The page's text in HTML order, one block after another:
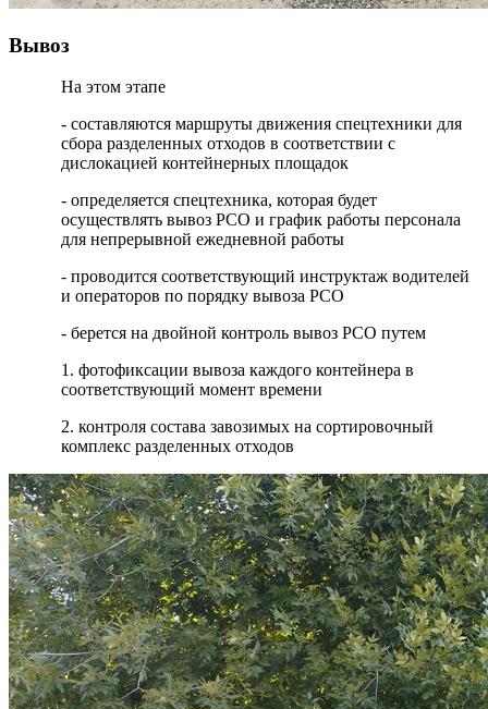
Вывоз
На этом этапе
- составляются маршруты движения спецтехники для
сбора разделенных отходов в соответствии с
дислокацией контейнерных площадок
- определяется спецтехника, которая будет
осуществлять вывоз РСО и график работы персонала
для непрерывной ежедневной работы
- проводится соответствующий инструктаж водителей
и операторов по порядку вывоза РСО
- берется на двойной контроль вывоз РСО путем
1. фотофиксации вывоза каждого контейнера в
соответствующий момент времени
2. контроля состава завозимых на сортировочный
комплекс разделенных отходов